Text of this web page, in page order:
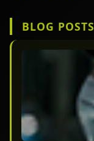
BLOG POSTS